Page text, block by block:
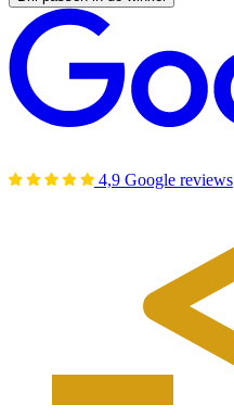
4,9 Google reviews